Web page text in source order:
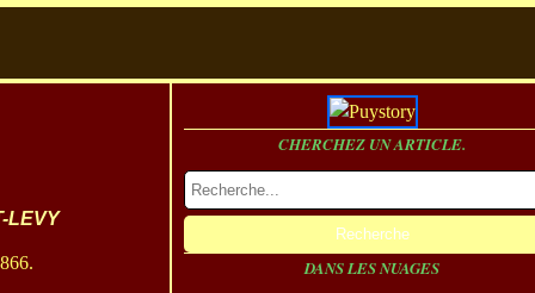
LEVY
CHERCHEZ UN ARTICLE.
DANS LES NUAGES